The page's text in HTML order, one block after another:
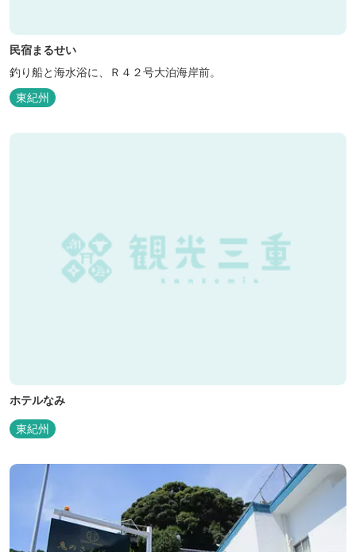
民宿まるせい
釣り船と海水浴に、Ｒ４２号大泊海岸前。
東紀州
ホテルなみ
東紀州